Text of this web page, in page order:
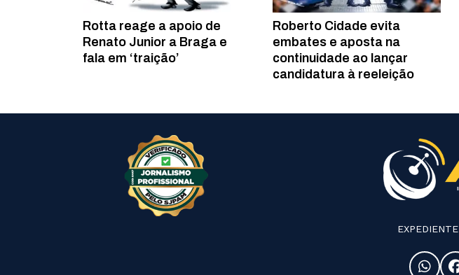
Rotta reage a apoio de
Renato Junior a Braga e
fala em ‘traição’
Roberto Cidade evita
embates e aposta na
continuidade ao lançar
candidatura à reeleição
EXPEDIENTE